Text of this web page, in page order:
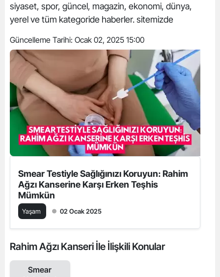
siyaset, spor, güncel, magazin, ekonomi, dünya,
yerel ve tüm kategoride haberler. sitemizde
Güncelleme Tarihi: Ocak 02, 2025 15:00
Smear Testiyle Sağlığınızı Koruyun: Rahim
Ağzı Kanserine Karşı Erken Teşhis
Mümkün
Yaşam 02 Ocak 2025
Rahim Ağzı Kanseri İle İlişkili Konular
Smear